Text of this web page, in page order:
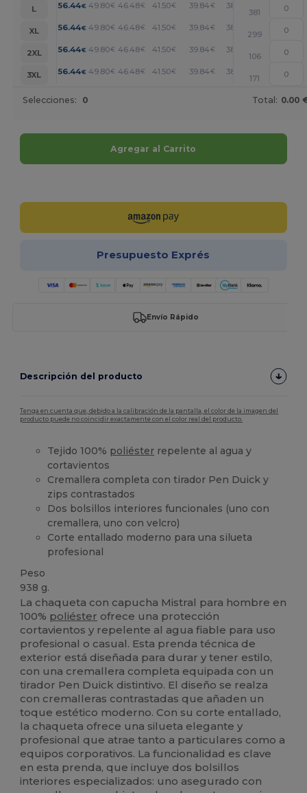
L
56.44€ 49.80€ 46.48€ 41.50€ 39.84€ 38.19
381
XL
56.44€ 49.80€ 46.48€ 41.50€ 39.84€ 38.19 +
299
2XL
56.44€ 49.80€ 46.48€ 41.50€ 39.84€ 38.19
106
3XL
56.44€ 49.80€ 46.48€ 41.50€ 39.84€ 38.19
171
Selecciones: 0 Total: 0.00
Agregar al Carrito
Presupuesto Exprés
Envío Rápido
Descripción del producto
Tenga en cuenta que, debido a la calibración de la pantalla, el color de la imagen del
producto puede no coincidir exactamente con el color real del producto.
Tejido 100% poliéster repelente al agua y
cortavientos
Cremallera completa con tirador Pen Duick y
zips contrastados
Dos bolsillos interiores funcionales (uno con
cremallera, uno con velcro)
Corte entallado moderno para una silueta
profesional
Peso
938 g.
La chaqueta con capucha Mistral para hombre en
100% poliéster ofrece una protección
cortavientos y repelente al agua fiable para uso
profesional o casual. Esta prenda técnica de
exterior está diseñada para durar y tener estilo,
con una cremallera completa equipada con un
tirador Pen Duick distintivo. El diseño se realza
con cremalleras contrastadas que añaden un
toque estético moderno. Con su corte entallado,
la chaqueta ofrece una silueta elegante y
profesional que atrae tanto a particulares como a
equipos corporativos. La funcionalidad es clave
en esta prenda, que incluye dos bolsillos
interiores especializados: uno asegurado con